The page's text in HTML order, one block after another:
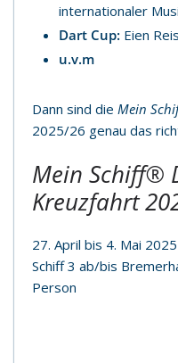
internationaler
Dart Cup: Eien
u.v.m
Dann sind die Mein
2025/26 genau das
Mein Schiff®
Kreuzfahrt
27. April bis 4. Mai
Schiff 3 ab/bis
Person